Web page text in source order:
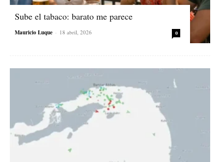
Sube el tabaco: barato me parece
Mauricio Luque - 18 abril, 2026 0